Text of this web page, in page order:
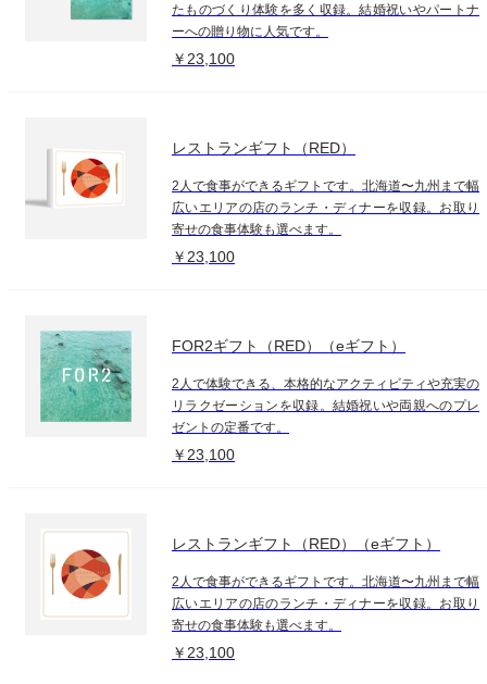
たものづくり体験を多く収録。結婚祝いやパートナ
ーへの贈り物に人気です。
￥23,100
レストランギフト（RED）
2人で食事ができるギフトです。北海道〜九州まで幅
広いエリアの店のランチ・ディナーを収録。お取り
寄せの食事体験も選べます。
￥23,100
FOR2ギフト（RED）（eギフト）
2人で体験できる、本格的なアクティビティや充実の
リラクゼーションを収録。結婚祝いや両親へのプレ
ゼントの定番です。
￥23,100
レストランギフト（RED）（eギフト）
2人で食事ができるギフトです。北海道〜九州まで幅
広いエリアの店のランチ・ディナーを収録。お取り
寄せの食事体験も選べます。
￥23,100